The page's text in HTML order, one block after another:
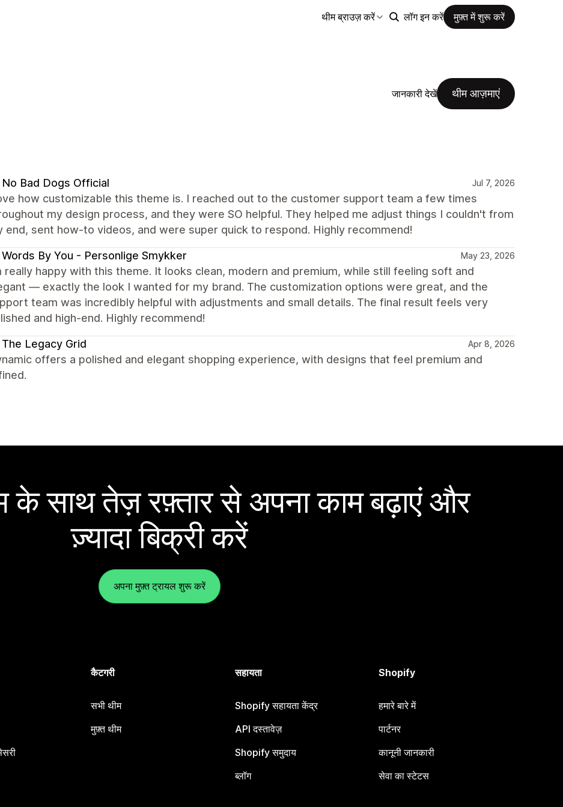
थीम ब्राउज़ करें लॉग इन करें मुफ़्त में शुरू करें
जानकारी देखें थीम आज़माएं
No Bad Dogs Official Jul 7, 2026
how customizable this theme is. I reached out to the customer support team a few times
my design process, and they were SO helpful. They helped me adjust things I couldn't from
end, sent how-to videos, and were super quick to respond. Highly recommend!
Words By You - Personlige Smykker May 23, 2026
really happy with this theme. It looks clean, modern and premium, while still feeling soft and
— exactly the look I wanted for my brand. The customization options were great, and the
team was incredibly helpful with adjustments and small details. The final result feels very
and high-end. Highly recommend!
The Legacy Grid Apr 8, 2026
offers a polished and elegant shopping experience, with designs that feel premium and
साथ तेज़ रफ़्तार से अपना काम बढ़ाएं और
ज़्यादा बिक्री करें
अपना मुफ़्त ट्रायल शुरू करें
कैटगरी
सभी थीम
मुफ़्त थीम
सहायता
Shopify सहायता केंद्र
API दस्तावेज़
Shopify समुदाय
ब्लॉग
Shopify
हमारे बारे में
पार्टनर
कानूनी जानकारी
सेवा का स्टेटस